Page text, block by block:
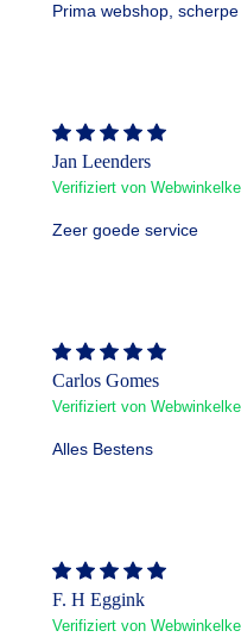
Prima webshop,
Jan Leenders
Verifiziert von
Zeer goede service
Carlos Gomes
Verifiziert von
Alles Bestens
F. H Eggink
Verifiziert von